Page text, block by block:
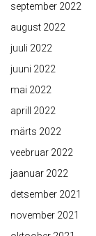
september 2022
august 2022
juuli 2022
juuni 2022
mai 2022
aprill 2022
märts 2022
veebruar 2022
jaanuar 2022
detsember 2021
november 2021